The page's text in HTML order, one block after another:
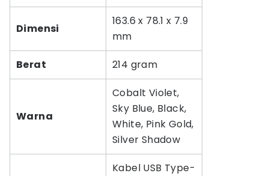
Dimensi
163.6 x 78.1 x 7.9
mm
Berat 214 gram
Warna
Cobalt Violet,
Sky Blue, Black,
White, Pink Gold,
Silver Shadow
Kabel USB Type-